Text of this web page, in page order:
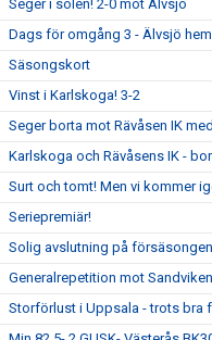
Seger i solen! 2-0 mot Älvsjö
Dags för omgång 3 - Älvsjö
Säsongskort
Vinst i Karlskoga! 3-2
Seger borta mot Rävåsen IK
Karlskoga och Rävåsens IK -
Surt och tomt! Men vi kommer
Seriepremiär!
Solig avslutning på
Generalrepetition mot
Storförlust i Uppsala - trots bra